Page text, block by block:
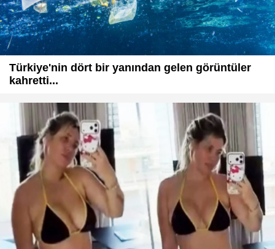
Türkiye'nin dört bir yanından gelen görüntüler
kahretti...